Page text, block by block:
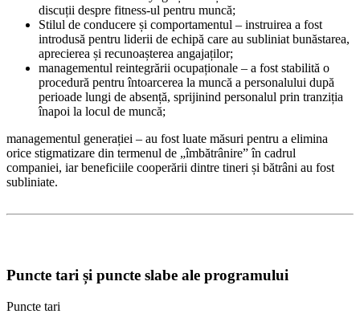
discuții despre fitness-ul pentru muncă;
Stilul de conducere și comportamentul – instruirea a fost
introdusă pentru liderii de echipă care au subliniat bunăstarea,
aprecierea și recunoașterea angajaților;
managementul reintegrării ocupaționale – a fost stabilită o
procedură pentru întoarcerea la muncă a personalului după
perioade lungi de absență, sprijinind personalul prin tranziția
înapoi la locul de muncă;
managementul generației – au fost luate măsuri pentru a elimina
orice stigmatizare din termenul de „îmbătrânire” în cadrul
companiei, iar beneficiile cooperării dintre tineri și bătrâni au fost
subliniate.
Puncte tari și puncte slabe ale programului
Puncte tari